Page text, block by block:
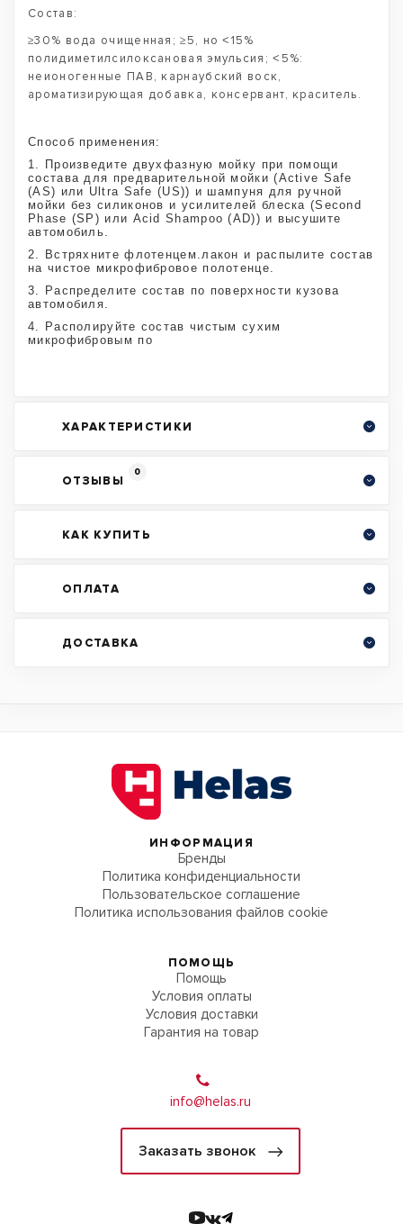
Состав:
≥30% вода очищенная; ≥5, но ˂15%
полидиметилсилоксановая эмульсия; ˂5%:
неионогенные ПАВ, карнаубский воск,
ароматизирующая добавка, консервант, краситель.
Способ применения:
1. Произведите двухфазную мойку при помощи
состава для предварительной мойки (Active Safe
(AS) или Ultra Safe (US)) и шампуня для ручной
мойки без силиконов и усилителей блеска (Second
Phase (SP) или Acid Shampoo (AD)) и высушите
автомобиль.
2. Встряхните флотенцем.лакон и распылите состав
на чистое микрофибровое полотенце.
3. Распределите состав по поверхности кузова
автомобиля.
4. Располируйте состав чистым сухим
микрофибровым по
ХАРАКТЕРИСТИКИ
ОТЗЫВЫ
0
КАК КУПИТЬ
ОПЛАТА
ДОСТАВКА
ИНФОРМАЦИЯ
Бренды
Политика конфиденциальности
Пользовательское соглашение
Политика использования файлов cookie
ПОМОЩЬ
Помощь
Условия оплаты
Условия доставки
Гарантия на товар
info@helas.ru
Заказать звонок